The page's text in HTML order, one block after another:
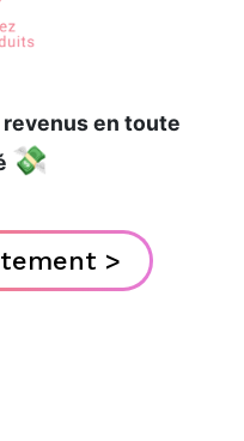
en toute
💸
>